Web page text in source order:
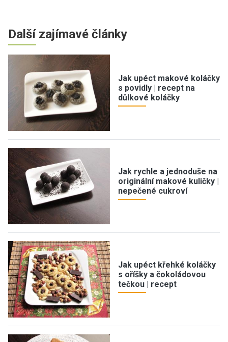
Další zajímavé články
Jak upéct makové koláčky
s povidly | recept na
důlkové koláčky
Jak rychle a jednoduše na
originální makové kuličky |
nepečené cukroví
Jak upéct křehké koláčky
s oříšky a čokoládovou
tečkou | recept